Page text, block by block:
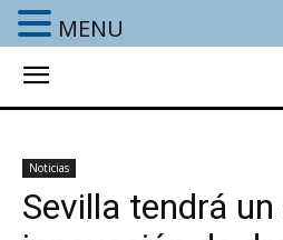
Noticias
Sevilla tendrá
MENU